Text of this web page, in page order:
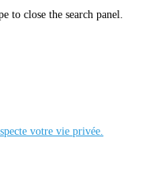
to close the search panel.
votre vie privée.